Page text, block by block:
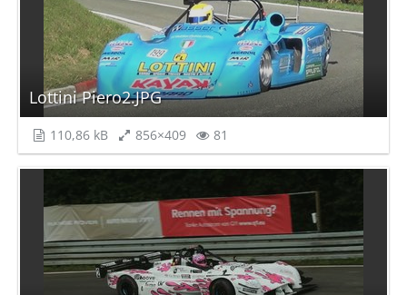
Lottini Piero2.JPG
110,86 kB 856×409 81